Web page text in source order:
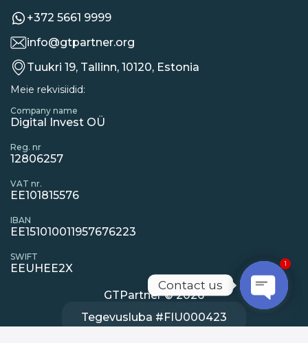
+372 5661 9999
info@gtpartner.org
Tuukri 19, Tallinn, 10120, Estonia
Meie rekvisiidid:
Company name
Digital Invest OÜ
Reg. nr
12806257
VAT nr.
EE101815576
IBAN
EE151010011957676223
SWIFT
EEUHEE2X
GTPartner © 2026
Tegevusluba #FIU000423
Contact us
chaty
1